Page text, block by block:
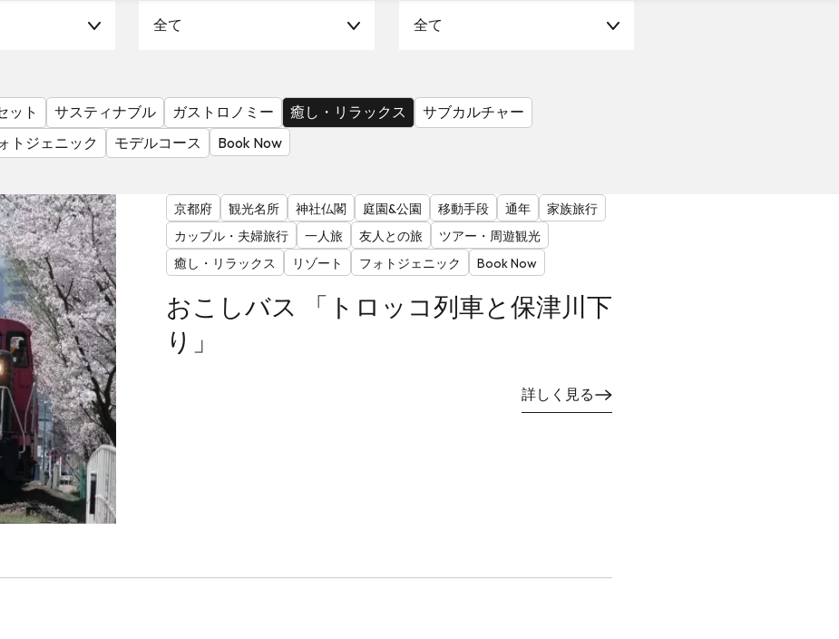
全て 全て
ット サスティナブル ガストロノミー 癒し・リラックス
サブカルチャー
トジェニック モデルコース Book Now
京都府 観光名所 神社仏閣 庭園&公園 移動手段 通年
家族旅行
カップル・夫婦旅行
一人旅 友人との旅
ツアー・周遊観光
癒し・リラックス
リゾート フォトジェニック Book Now
おこしバス 「トロッコ列車と保津川下
り」
詳しく見る